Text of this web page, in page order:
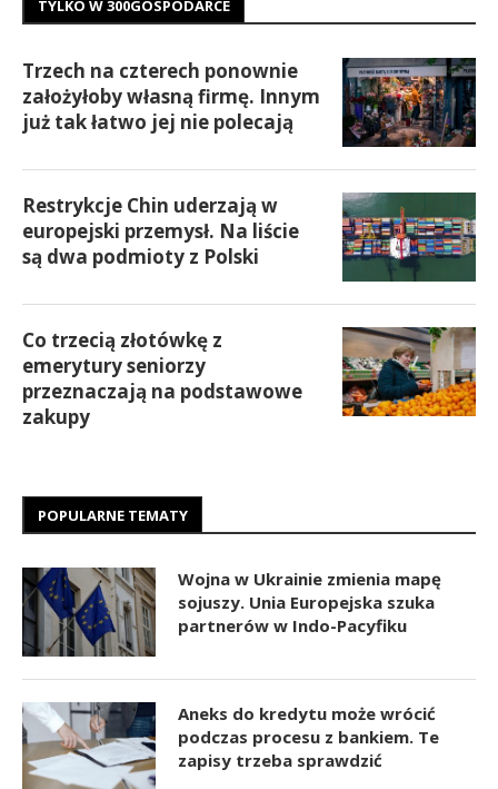
TYLKO W 300GOSPODARCE
Trzech na czterech ponownie
założyłoby własną firmę. Innym
już tak łatwo jej nie polecają
Restrykcje Chin uderzają w
europejski przemysł. Na liście
są dwa podmioty z Polski
Co trzecią złotówkę z
emerytury seniorzy
przeznaczają na podstawowe
zakupy
POPULARNE TEMATY
Wojna w Ukrainie zmienia mapę
sojuszy. Unia Europejska szuka
partnerów w Indo-Pacyfiku
Aneks do kredytu może wrócić
podczas procesu z bankiem. Te
zapisy trzeba sprawdzić